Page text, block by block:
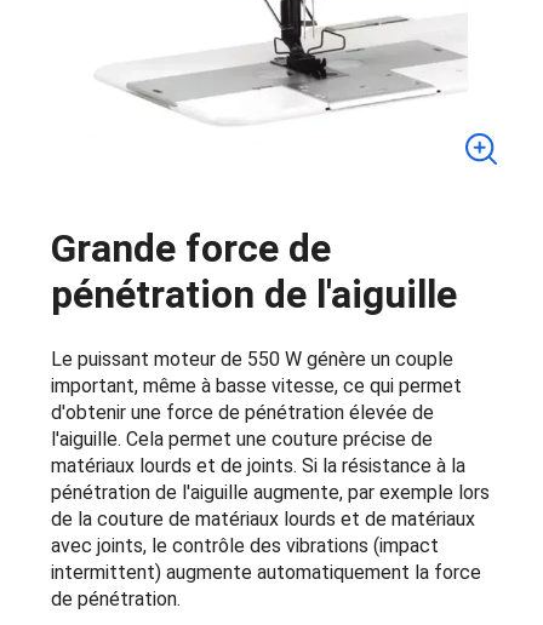
Grande force de
pénétration de l'aiguille
Le puissant moteur de 550 W génère un couple
important, même à basse vitesse, ce qui permet
d'obtenir une force de pénétration élevée de
l'aiguille. Cela permet une couture précise de
matériaux lourds et de joints. Si la résistance à la
pénétration de l'aiguille augmente, par exemple lors
de la couture de matériaux lourds et de matériaux
avec joints, le contrôle des vibrations (impact
intermittent) augmente automatiquement la force
de pénétration.